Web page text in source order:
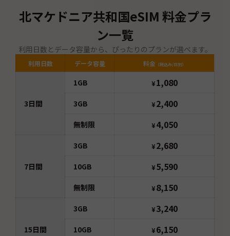
北マケドニア共和国eSIM 料金プラ
ン一覧
利用日数とデータ容量から、ぴったりのプランが選べます。
利用日数 データ容量 料金 （税込み/日別）
3日間
1GB ¥ 1,080
3GB ¥ 2,400
無制限 ¥ 4,050
7日間
3GB ¥ 2,680
10GB ¥ 5,590
無制限 ¥ 8,150
15日間
3GB ¥ 3,240
10GB ¥ 6,150